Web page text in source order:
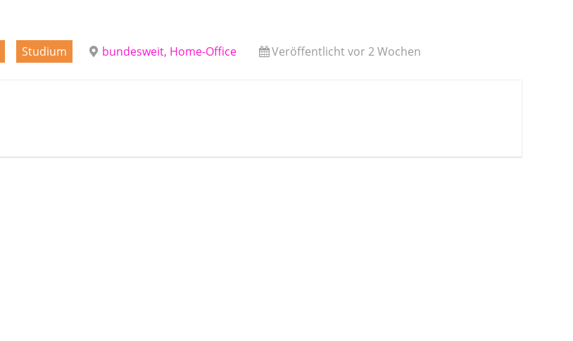
Studium bundesweit, Home-Office Veröffentlicht vor 2 Wochen